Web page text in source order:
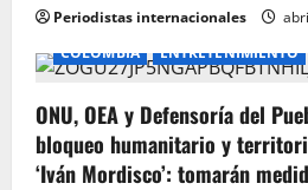
Periodistas internacionales
COLOMBIA
ENTRETENIMIENTO
ONU, OEA y Defensoría del
bloqueo humanitario y
‘Iván Mordisco’: tomarán